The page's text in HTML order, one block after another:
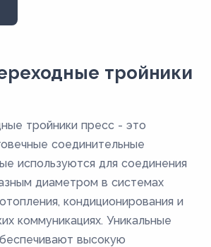
тройники
тройники пресс - это
соединительные
используются для соединения
диаметром в системах
кондиционирования и
коммуникациях. Уникальные
высокую